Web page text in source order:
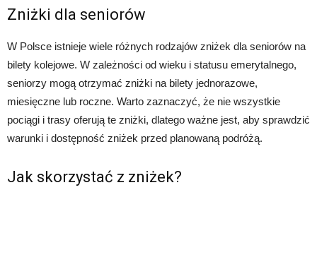
Zniżki dla seniorów
W Polsce istnieje wiele różnych rodzajów zniżek dla seniorów na
bilety kolejowe. W zależności od wieku i statusu emerytalnego,
seniorzy mogą otrzymać zniżki na bilety jednorazowe,
miesięczne lub roczne. Warto zaznaczyć, że nie wszystkie
pociągi i trasy oferują te zniżki, dlatego ważne jest, aby sprawdzić
warunki i dostępność zniżek przed planowaną podróżą.
Jak skorzystać z zniżek?